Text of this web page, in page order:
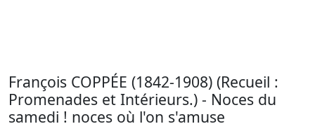
François COPPÉE (1842-1908) (Recueil :
Promenades et Intérieurs.) - Noces du
samedi ! noces où l'on s'amuse